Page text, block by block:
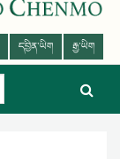
དབྱིན་ཡིག རྒྱ་ཡིག